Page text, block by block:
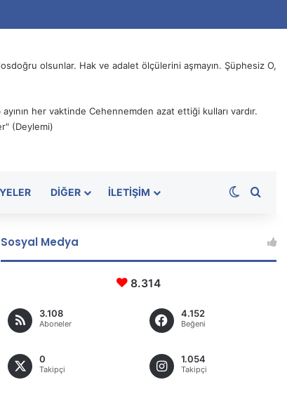
olsunlar. Hak ve adalet ölçülerini aşmayın. Şüphesiz O,
her vaktinde Cehennemden azat ettiği kulları vardır.
(Deylemi)
DIĞER İLETIŞIM Dış
Sosyal Medya
8.314
3.108
Aboneler
4.152
Beğeni
0
Takipçi
1.054
Takipçi